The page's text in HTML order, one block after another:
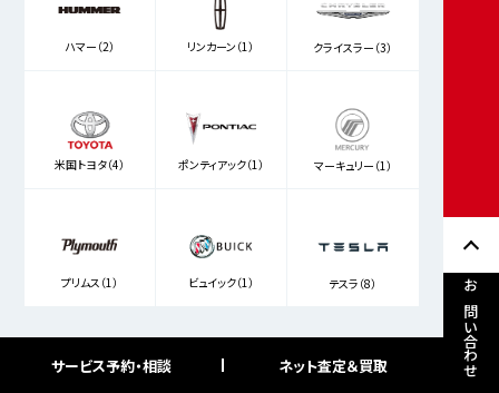
お問い合わせ
ハマー（2） リンカーン（1） クライスラー（3）
米国トヨタ（4） ポンティアック（1） マーキュリー（1）
プリムス（1） ビュイック（1） テスラ（8）
サービス予約・相談 ネット査定＆買取